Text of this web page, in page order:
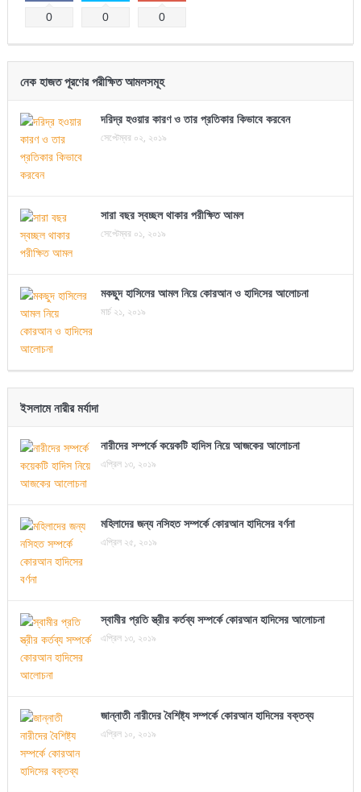
0 0 0
নেক হাজত পূরণের পরীক্ষিত আমলসমূহ
দরিদ্র হওয়ার কারণ ও তার প্রতিকার কিভাবে করবেন
সেপ্টেম্বর ০২, ২০১৯
সারা বছর স্বচ্ছল থাকার পরীক্ষিত আমল
সেপ্টেম্বর ০১, ২০১৯
মকছুদ হাসিলের আমল নিয়ে কোরআন ও হাদিসের আলোচনা
মার্চ ২১, ২০১৯
ইসলামে নারীর মর্যাদা
নারীদের সম্পর্কে কয়েকটি হাদিস নিয়ে আজকের আলোচনা
এপ্রিল ১৩, ২০১৯
মহিলাদের জন্য নসিহত সম্পর্কে কোরআন হাদিসের বর্ণনা
এপ্রিল ২৫, ২০১৯
স্বামীর প্রতি স্ত্রীর কর্তব্য সম্পর্কে কোরআন হাদিসের আলোচনা
এপ্রিল ১৩, ২০১৯
জান্নাতী নারীদের বৈশিষ্ট্য সম্পর্কে কোরআন হাদিসের বক্তব্য
এপ্রিল ১০, ২০১৯